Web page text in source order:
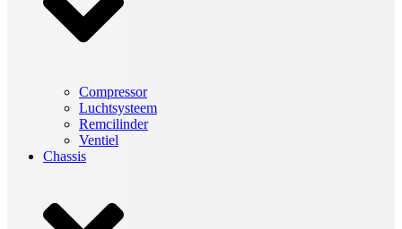
Compressor
Luchtsysteem
Remcilinder
Ventiel
Chassis